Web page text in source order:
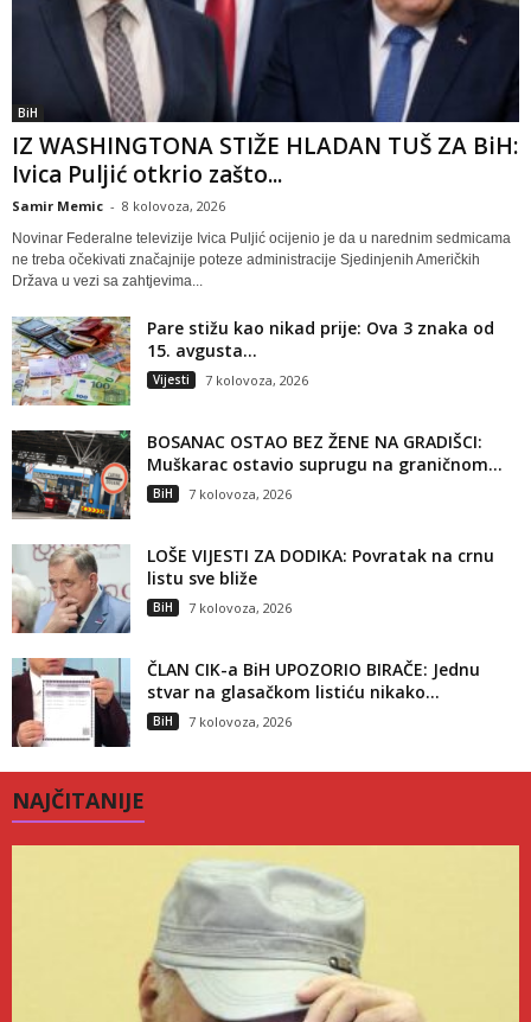
BiH
IZ WASHINGTONA STIŽE HLADAN TUŠ ZA BiH:
Ivica Puljić otkrio zašto...
Samir Memic - 8 kolovoza, 2026
Novinar Federalne televizije Ivica Puljić ocijenio je da u narednim sedmicama
ne treba očekivati značajnije poteze administracije Sjedinjenih Američkih
Država u vezi sa zahtjevima...
Pare stižu kao nikad prije: Ova 3 znaka od
15. avgusta...
Vijesti 7 kolovoza, 2026
BOSANAC OSTAO BEZ ŽENE NA GRADIŠCI:
Muškarac ostavio suprugu na graničnom...
BiH 7 kolovoza, 2026
LOŠE VIJESTI ZA DODIKA: Povratak na crnu
listu sve bliže
BiH 7 kolovoza, 2026
ČLAN CIK-a BiH UPOZORIO BIRAČE: Jednu
stvar na glasačkom listiću nikako...
BiH 7 kolovoza, 2026
NAJČITANIJE